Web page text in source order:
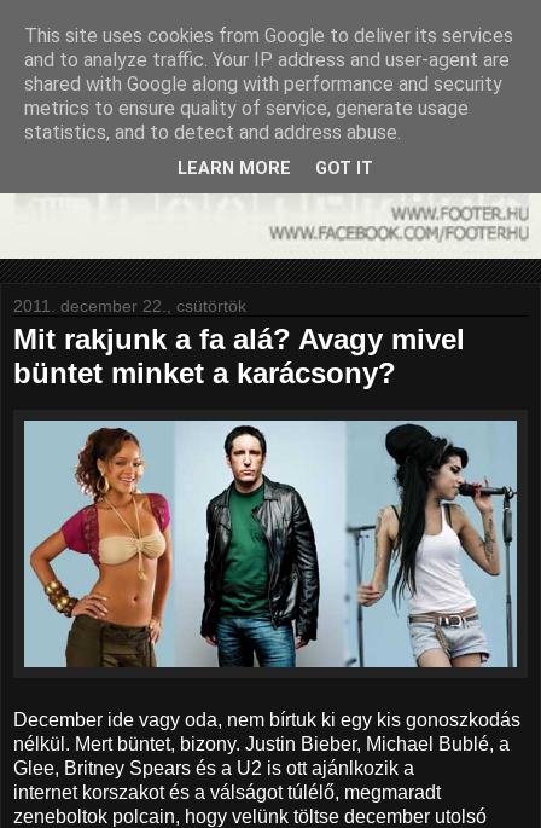
2011. december 22., csütörtök
Mit rakjunk a fa alá? Avagy mivel
büntet minket a karácsony?
December ide vagy oda, nem bírtuk ki egy kis gonoszkodás
nélkül. Mert büntet, bizony. Justin Bieber, Michael Bublé, a
Glee, Britney Spears és a U2 is ott ajánlkozik a
internet korszakot és a válságot túlélő, megmaradt
zeneboltok polcain, hogy velünk töltse december utolsó
This site uses cookies from Google to deliver its services
and to analyze traffic. Your IP address and user-agent are
shared with Google along with performance and security
metrics to ensure quality of service, generate usage
statistics, and to detect and address abuse.
LEARN MORE GOT IT